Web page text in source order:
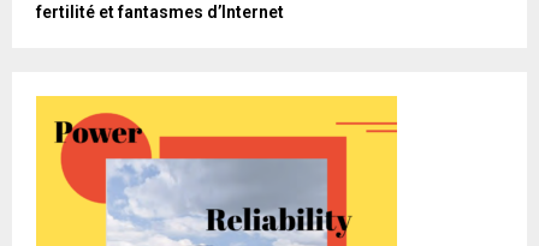
fertilité et fantasmes d’Internet